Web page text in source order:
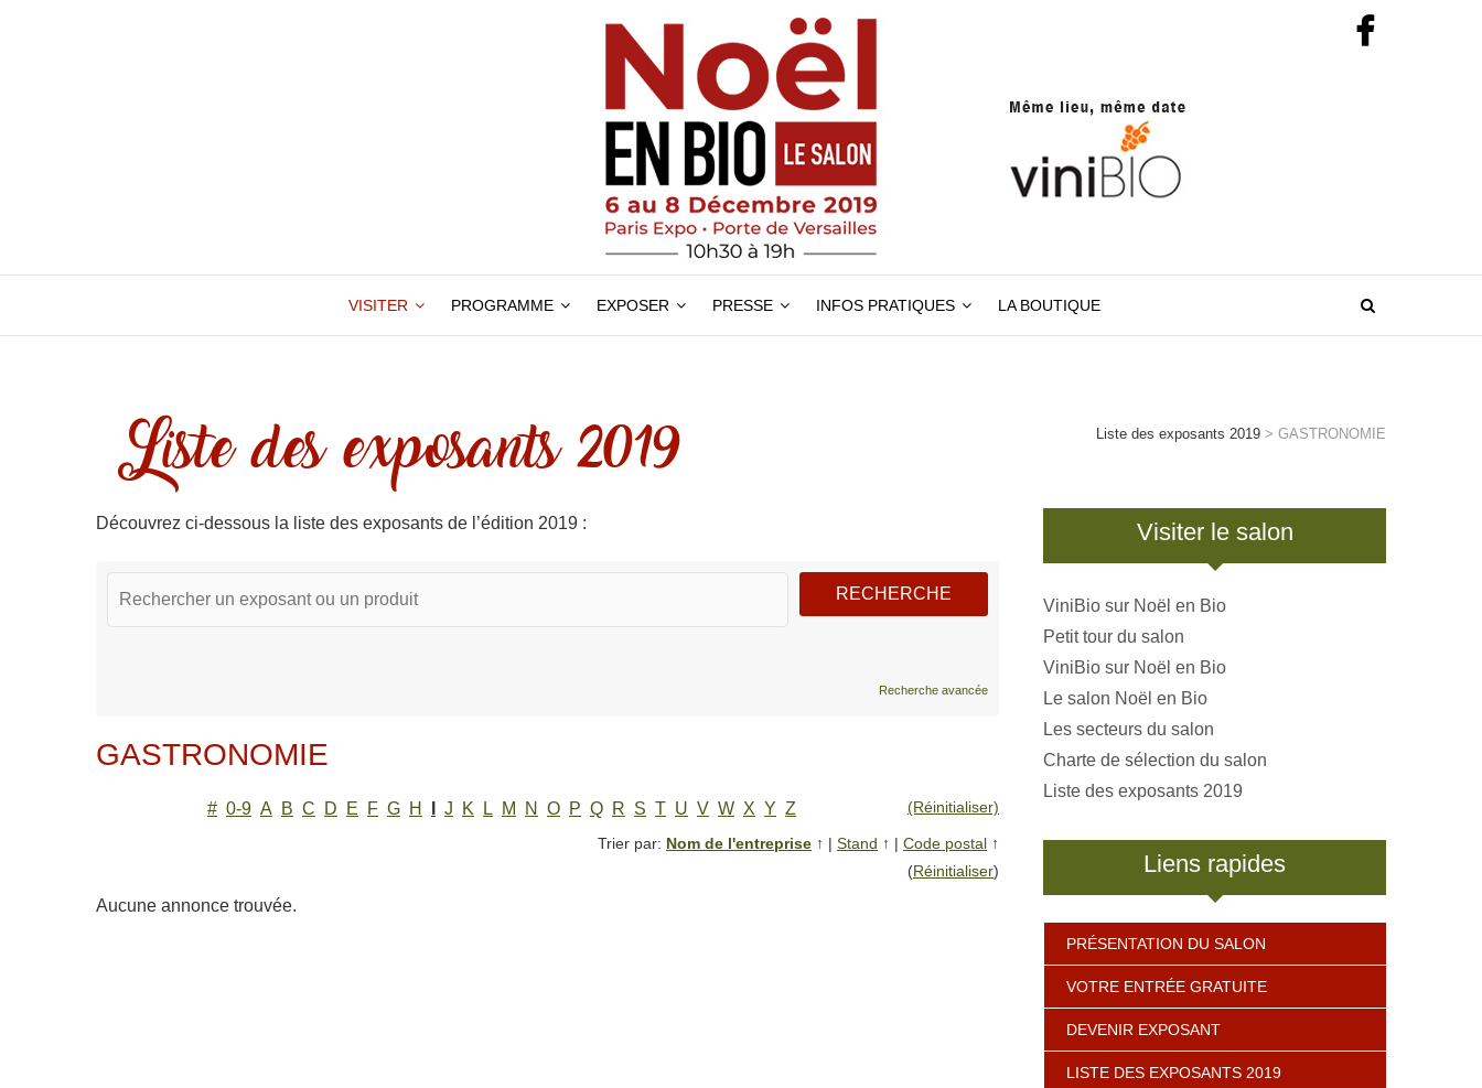
VISITER PROGRAMME EXPOSER PRESSE INFOS PRATIQUES LA BOUTIQUE
Liste des exposants 2019 Liste des exposants 2019 > GASTRONOMIE
Découvrez ci-dessous la liste des exposants de l’édition 2019 :
Recherche avancée
GASTRONOMIE
# 0-9 A B C D E F G H J K L M N O P Q R S T U V W X Y Z (Réinitialiser)
Trier par: Nom de l'entreprise ↑ | Stand ↑ | Code postal ↑
(Réinitialiser)
Aucune annonce trouvée.
Visiter le salon
ViniBio sur Noël en Bio
Petit tour du salon
ViniBio sur Noël en Bio
Le salon Noël en Bio
Les secteurs du salon
Charte de sélection du salon
Liste des exposants 2019
Liens rapides
PRÉSENTATION DU SALON
VOTRE ENTRÉE GRATUITE
DEVENIR EXPOSANT
LISTE DES EXPOSANTS 2019